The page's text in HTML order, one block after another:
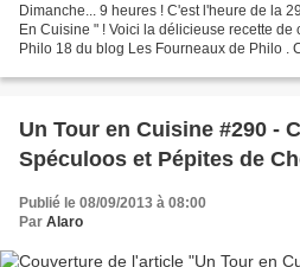
Dimanche... 9 heures ! C'est l'heure de la
En Cuisine " ! Voici la délicieuse recette
Philo 18 du blog Les Fourneaux de Philo .
Un Tour en Cuisine #290 -
Spéculoos et Pépites de
Publié le 08/09/2013 à 08:00
Par Alaro